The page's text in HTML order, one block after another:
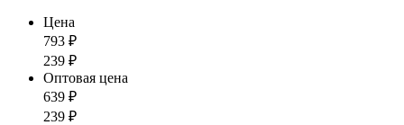
Цена
793 ₽
239 ₽
Оптовая цена
639 ₽
239 ₽